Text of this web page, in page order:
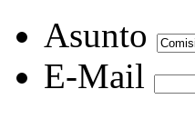
Asunto
E-Mail